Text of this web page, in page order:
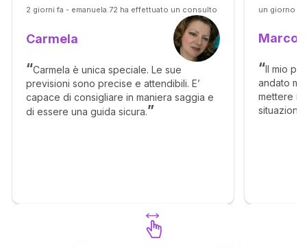
2 giorni fa - emanuela.72 ha effettuato un consulto
Carmela
Carmela è unica speciale. Le sue
previsioni sono precise e attendibili. E’
capace di consigliare in maniera saggia e
di essere una guida sicura.
un giorno
Marco
Il mio
andato
mettere in